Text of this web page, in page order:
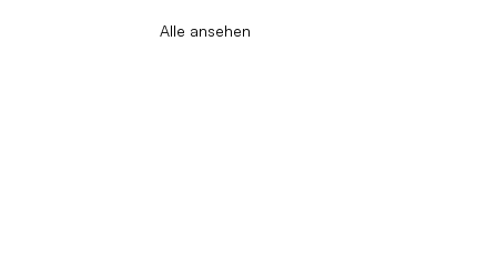
Alle ansehen